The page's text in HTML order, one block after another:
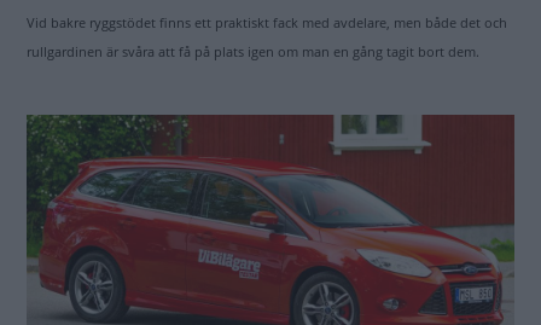
Vid bakre ryggstödet finns ett praktiskt fack med avdelare, men både det och
rullgardinen är svåra att få på plats igen om man en gång tagit bort dem.